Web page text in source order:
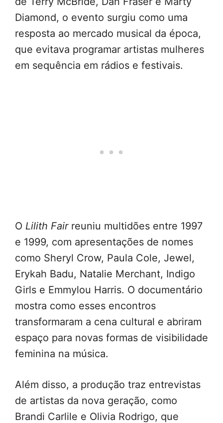
Diamond, o evento surgiu como uma
resposta ao mercado musical da época,
que evitava programar artistas mulheres
em sequência em rádios e festivais.
O Lilith Fairreuniu multidões entre 1997
e 1999, com apresentações de nomes
como Sheryl Crow, Paula Cole, Jewel,
Erykah Badu, Natalie Merchant, Indigo
Girls e Emmylou Harris. O documentário
mostra como esses encontros
transformaram a cena cultural e abriram
espaço para novas formas de visibilidade
feminina na música.
Além disso, a produção traz entrevistas
de artistas da nova geração, como
Brandi Carlile e Olivia Rodrigo, que